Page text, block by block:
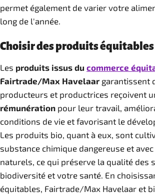
permet également de varier votre
long de l'année.
Choisir des produits
Les produits issus du commerce
Fairtrade/Max Havelaar garantissent
producteurs et productrices reçoivent
rémunération pour leur travail,
conditions de vie et favorisant le
Les produits bio, quant à eux, sont
substance chimique dangereuse et
naturels, ce qui préserve la qualité des
biodiversité et votre santé. En
équitables, Fairtrade/Max Havelaar et